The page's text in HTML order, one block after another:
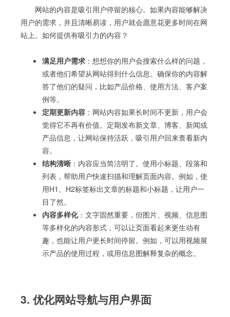
网站的内容是吸引用户停留的核心。如果内容能够解决
用户的需求，并且清晰易读，用户就会愿意花更多时间在网
站上。如何提供有吸引力的内容？
满足用户需求 ：想想你的用户会搜索什么样的问题，
或者他们希望从网站得到什么信息。确保你的内容解
答了他们的疑问，比如产品价格、使用方法、客户案
例等。
定期更新内容 ：网站内容如果长时间不更新，用户会
觉得它不再有价值。定期发布新文章、博客、新闻或
产品信息，让网站保持活跃，吸引用户回来查看新内
容。
结构清晰 ：内容应当简洁明了。使用小标题、段落和
列表，帮助用户快速扫描和理解页面内容。例如，使
用H1、H2标签标出文章的标题和小标题，让用户一
目了然。
内容多样化：文字固然重要，但图片、视频、信息图
等多样化的内容形式，可以让页面看起来更生动有
趣，也能让用户更长时间停留。例如，可以用视频展
示产品的使用过程，或用信息图解释复杂的概念。
3. 优化网站导航与用户界面